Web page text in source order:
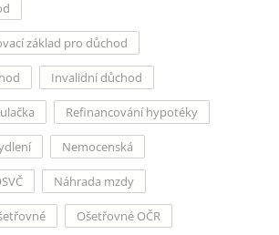
základ pro důchod
Invalidní důchod
Refinancování hypotéky
Nemocenská
Náhrada mzdy
Ošetřovné OČR